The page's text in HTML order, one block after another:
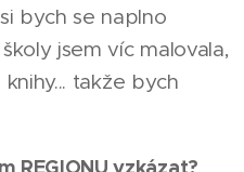
bych se naplno
jsem víc malovala,
takže bych